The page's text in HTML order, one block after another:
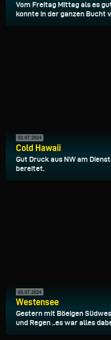
Vom Freitag Mittag als es
konnte in der ganzen Bucht
02.07.2024
Cold Hawaii
Gut Druck aus NW am
bereitet.
05.07.2024
Westensee
Gestern mit Böeigen
und Regen ..es war alles